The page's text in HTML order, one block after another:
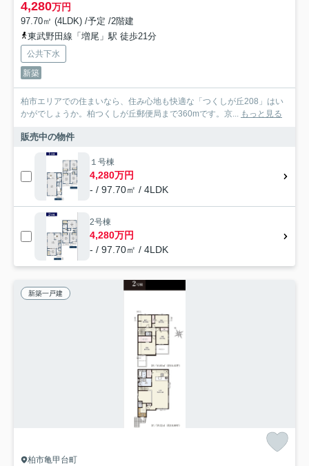
4,280万円
97.70㎡ (4LDK) /予定 /2階建
東武野田線「増尾」駅 徒歩21分
公共下水
新築
柏市エリアでの住まいなら、住み心地も快適な「つくしが丘208」はい
かがでしょうか。柏つくしが丘郵便局まで360mです。京... もっと見る
販売中の物件
１号棟
4,280万円
- / 97.70㎡ / 4LDK
2号棟
4,280万円
- / 97.70㎡ / 4LDK
新築一戸建
柏市亀甲台町